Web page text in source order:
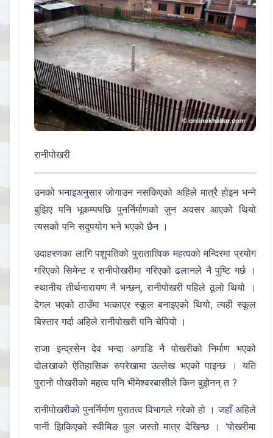
रानीपोखरी
उनको भनाइअनुसार जोगाउन नसकिएको अहिले मात्रै होइन भन्ने
बुझिए पनि भूकम्पपछि पुनर्निर्माणको जुन अवसर आएको थियो
त्यसको पनि सदुपयोग भने भएको छैन ।
उदाहरणका लागि पशुपतिको पुरातात्विक महत्वको मन्दिरमा प्रयोग
गरिएको सिमेन्ट र रानीपोखरीमा गरिएको ढलानले नै पुष्टि गर्छ ।
स्थानीय तीर्थनारायण नै भन्छन्, रानीपोखरी पहिले ठूलो थियो ।
देगल भएको ठाउँमा भत्काएर स्कूल बनाइएको थियो, त्यही स्कूल
बिस्तार गर्दा अहिले रानीपोखरी पनि चेपियो ।
राजा इन्द्रसेन देव भन्दा अगाडि नै पोखरीको निर्माण भएको
दोलखाको ऐतिहासिक रुपरेखामा उल्लेख भएको पाइन्छ । यति
पुरानो पोखरीको महत्व पनि भीमेश्वरबासीले किन बुझेनन् त ?
रानीपोखरीको पुनर्निर्माण पुरातत्व विभागले गरेको हो । जहाँ अहिले
पानी झिकिएको स्वीमिङ पुल जस्तो मात्र देखिन्छ । ‘पोखरीमा